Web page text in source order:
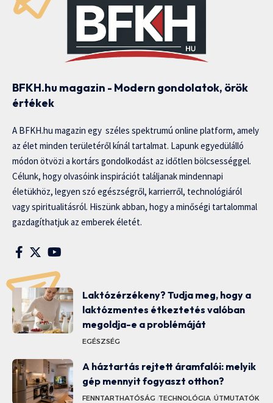
BFKH.hu magazin - Modern gondolatok, örök
értékek
A BFKH.hu magazin egy széles spektrumú online platform, amely
az élet minden területéről kínál tartalmat. Lapunk egyedülálló
módon ötvözi a kortárs gondolkodást az időtlen bölcsességgel.
Célunk, hogy olvasóink inspirációt találjanak mindennapi
életükhöz, legyen szó egészségről, karrierről, technológiáról
vagy spiritualitásról. Hiszünk abban, hogy a minőségi tartalommal
gazdagíthatjuk az emberek életét.
Laktózérzékeny? Tudja meg, hogy a
laktózmentes étkeztetés valóban
megoldja-e a problémáját
EGÉSZSÉG
A háztartás rejtett áramfalói: melyik
gép mennyit fogyaszt otthon?
FENNTARTHATÓSÁG TECHNOLÓGIA ÚTMUTATÓK